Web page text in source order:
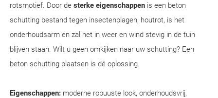
rotsmotief. Door de sterke eigenschappen is een beton
schutting bestand tegen insectenplagen, houtrot, is het
onderhoudsarm en zal het in weer en wind stevig in de tuin
blijven staan. Wilt u geen omkijken naar uw schutting? Een
beton schutting plaatsen is dé oplossing.
Eigenschappen: moderne robuuste look, onderhoudsvrij,